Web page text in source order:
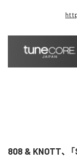
808 & KNOTT、